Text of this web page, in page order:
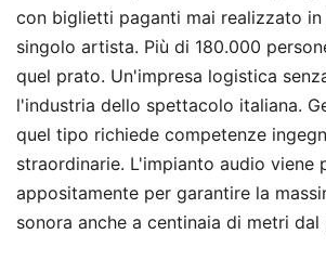
con biglietti paganti mai realizzato in
singolo artista. Più di 180.000
quel prato. Un'impresa logistica
l'industria dello spettacolo italiana.
quel tipo richiede competenze
straordinarie. L'impianto audio viene
appositamente per garantire la
sonora anche a centinaia di metri dal